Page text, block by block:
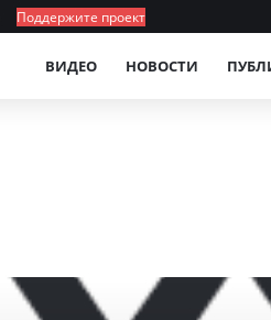
Поддержите проект
ВИДЕО НОВОСТИ